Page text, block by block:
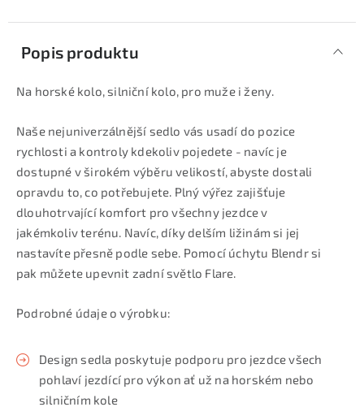
Popis produktu
Na horské kolo, silniční kolo, pro muže i ženy.
Naše nejuniverzálnější sedlo vás usadí do pozice
rychlosti a kontroly kdekoliv pojedete - navíc je
dostupné v širokém výběru velikostí, abyste dostali
opravdu to, co potřebujete. Plný výřez zajišťuje
dlouhotrvající komfort pro všechny jezdce v
jakémkoliv terénu. Navíc, díky delším ližinám si jej
nastavíte přesně podle sebe. Pomocí úchytu Blendr si
pak můžete upevnit zadní světlo Flare.
Podrobné údaje o výrobku:
Design sedla poskytuje podporu pro jezdce všech
pohlaví jezdící pro výkon ať už na horském nebo
silničním kole